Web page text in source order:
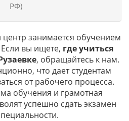
РФ)
занимается обучением
вы ищете, где учиться
, обращайтесь к нам.
что дает студентам
от рабочего процесса.
обучения и грамотная
успешно сдать экзамен